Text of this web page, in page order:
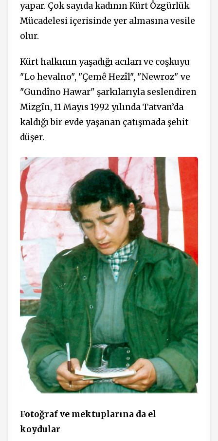
yapar. Çok sayıda kadının Kürt Özgürlük
Mücadelesi içerisinde yer almasına vesile
olur.
Kürt halkının yaşadığı acıları ve coşkuyu
"Lo hevalno", "Çemê Hezîl", "Newroz" ve
"Gundîno Hawar" şarkılarıyla seslendiren
Mizgîn, 11 Mayıs 1992 yılında Tatvan’da
kaldığı bir evde yaşanan çatışmada şehit
düşer.
Fotoğraf ve mektuplarına da el
koydular